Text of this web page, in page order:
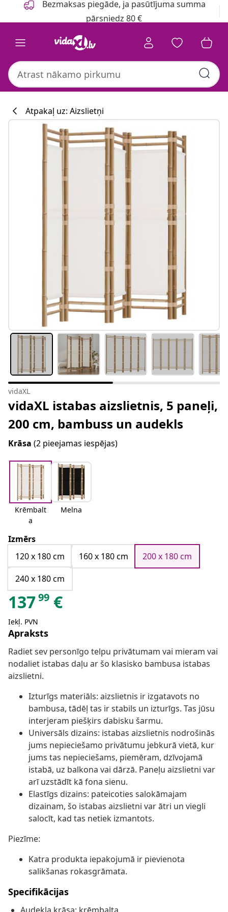
Bezmaksas piegāde, ja pasūtījuma summa
pārsniedz 80 €
Atpakaļ uz: Aizslietņi
vidaXL
vidaXL istabas aizslietnis, 5 paneļi,
200 cm, bambuss un audekls
Krāsa (2 pieejamas iespējas)
Krēmbalt
a
Melna
Izmērs
120 x 180 cm
160 x 180 cm
200 x 180 cm
240 x 180 cm
13799 €
Iekļ. PVN
Apraksts
Radiet sev personīgo telpu privātumam vai mieram vai
nodaliet istabas daļu ar šo klasisko bambusa istabas
aizslietni.
Izturīgs materiāls: aizslietnis ir izgatavots no
bambusa, tādēļ tas ir stabils un izturīgs. Tas jūsu
interjeram piešķirs dabisku šarmu.
Universāls dizains: istabas aizslietnis nodrošinās
jums nepieciešamo privātumu jebkurā vietā, kur
jums tas nepieciešams, piemēram, dzīvojamā
istabā, uz balkona vai dārzā. Paneļu aizslietni var
arī uzstādīt kā fona sienu.
Elastīgs dizains: pateicoties salokāmajam
dizainam, šo istabas aizslietni var ātri un viegli
salocīt, kad tas netiek izmantots.
Piezīme:
Katra produkta iepakojumā ir pievienota
salikšanas rokasgrāmata.
Specifikācijas